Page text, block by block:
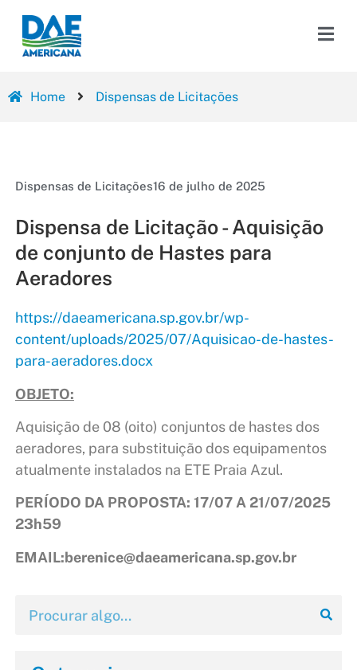
Home Dispensas de Licitações
Dispensas de Licitações16 de julho de 2025
Dispensa de Licitação - Aquisição
de conjunto de Hastes para
Aeradores
https://daeamericana.sp.gov.br/wp-
content/uploads/2025/07/Aquisicao-de-hastes-
para-aeradores.docx
OBJETO:
Aquisição de 08 (oito) conjuntos de hastes dos
aeradores, para substituição dos equipamentos
atualmente instalados na ETE Praia Azul.
PERÍODO DA PROPOSTA: 17/07 A 21/07/2025
23h59
EMAIL:berenice@daeamericana.sp.gov.br